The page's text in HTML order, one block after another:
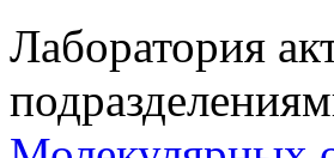
Лаборатория